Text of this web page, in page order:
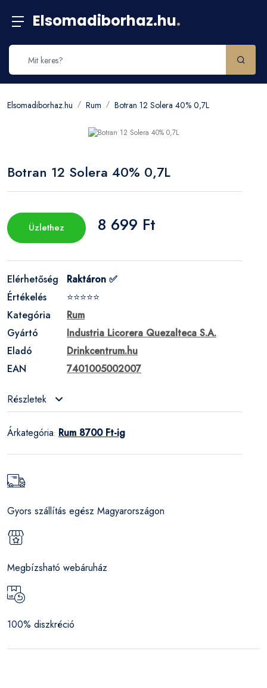
Elsomadiborhaz.hu.
Elsomadiborhaz.hu Rum Botran 12 Solera 40% 0,7L
Botran 12 Solera 40% 0,7L
Üzlethez 8 699 Ft
Elérhetőség
Raktáron ✅
Értékelés
⭐⭐⭐⭐⭐
Kategória
Rum
Gyártó
Industria Licorera Quezalteca S.A.
Eladó
Drinkcentrum.hu
EAN
7401005002007
Részletek
Árkategória: Rum 8700 Ft-ig
Gyors szállítás egész Magyarországon
Megbízsható webáruház
100% diszkréció